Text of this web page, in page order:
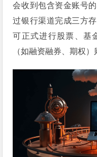
会收到包含资金账号
过银行渠道完成三方
可正式进行股票、基
（如融资融券、期权